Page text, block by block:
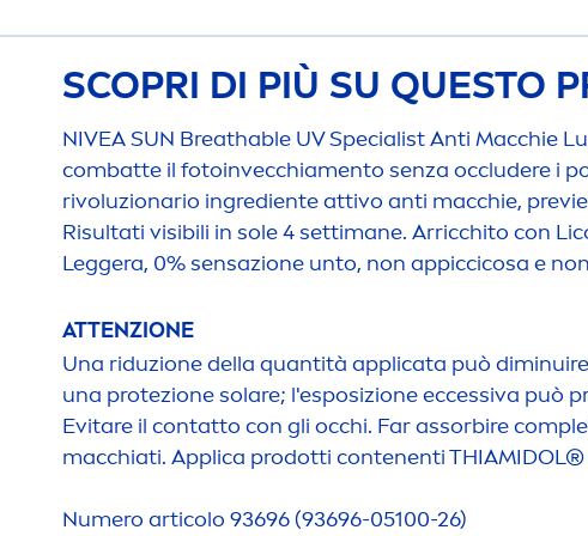
SCOPRI DI PIÙ SU QUESTO
NIVEASUN Breathable UV Specialist Anti Macchie
combatte il fotoinvecchiamento senza occludere i
rivoluzionario ingrediente attivo anti macchie,
Risultati visibili in sole 4 settimane. Arricchito con
Leggera, 0% sensazione unto, non appiccicosa e
ATTENZIONE
Una riduzione della quantità applicata può
una protezione solare; l'esposizione eccessiva può
Evitare il contatto con gli occhi. Far assorbire
macchiati. Applica prodotti contenenti
Numero articolo 93696 (93696-05100-26)